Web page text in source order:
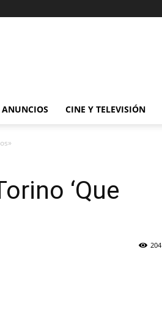
ANUNCIOS CINE Y TELEVISIÓN
‘Que
204